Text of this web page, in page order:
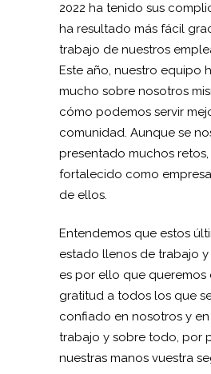
2022 ha tenido sus
ha resultado más fácil
trabajo de nuestros
Este año, nuestro equipo
mucho sobre nosotros
cómo podemos servir
comunidad. Aunque se
presentado muchos
fortalecido como
de ellos.
Entendemos que estos
estado llenos de trabajo y
es por ello que queremos
gratitud a todos los que
confiado en nosotros y
trabajo y sobre todo, por
nuestras manos vuestra